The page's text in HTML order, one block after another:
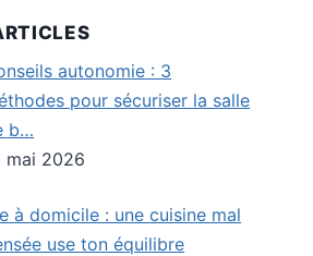
autonomie : 3
pour sécuriser la salle
b…
mai 2026
à domicile : une cuisine mal
use ton équilibre